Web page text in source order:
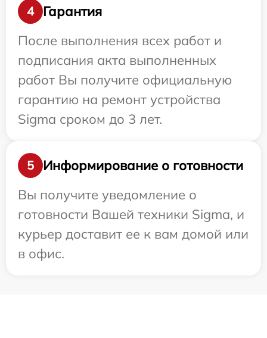
4
Гарантия
После выполнения всех работ и
подписания акта выполненных
работ Вы получите официальную
гарантию на ремонт устройства
Sigma сроком до 3 лет.
5
Информирование о готовности
Вы получите уведомление о
готовности Вашей техники Sigma, и
курьер доставит ее к вам домой или
в офис.